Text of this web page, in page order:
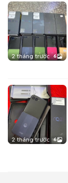
2 tháng trước 6
2 tháng trước 6